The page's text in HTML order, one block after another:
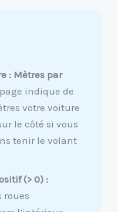
: Mètres par
indique de
votre voiture
le côté si vous
tenir le volant
(> 0) :
roues